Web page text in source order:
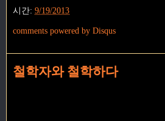
시간: 9/19/2013
comments powered by Disqus
철학자와 철학하다